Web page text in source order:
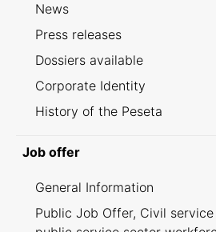
News
Press releases
Dossiers available
Corporate Identity
History of the Peseta
Job offer
General Information
Public Job Offer, Civil